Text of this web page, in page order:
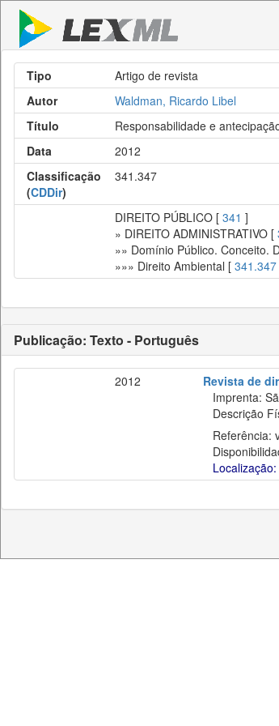
Tipo
Artigo de revista
Autor
Waldman, Ricardo Libel
Título
Responsabilidade e
Data
2012
Classificação
(CDDir)
341.347
DIREITO PÚBLICO [ 341 ]
» DIREITO ADMINISTRATIVO [
»» Domínio Público. Conceito.
»»» Direito Ambiental [ 341.347
Publicação: Texto - Português
2012
Revista de
Imprenta:
Descrição
Referência:
Localização: